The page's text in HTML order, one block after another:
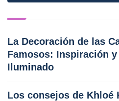
La Decoración de las
Famosos: Inspiración
Iluminado
Los consejos de Khloé